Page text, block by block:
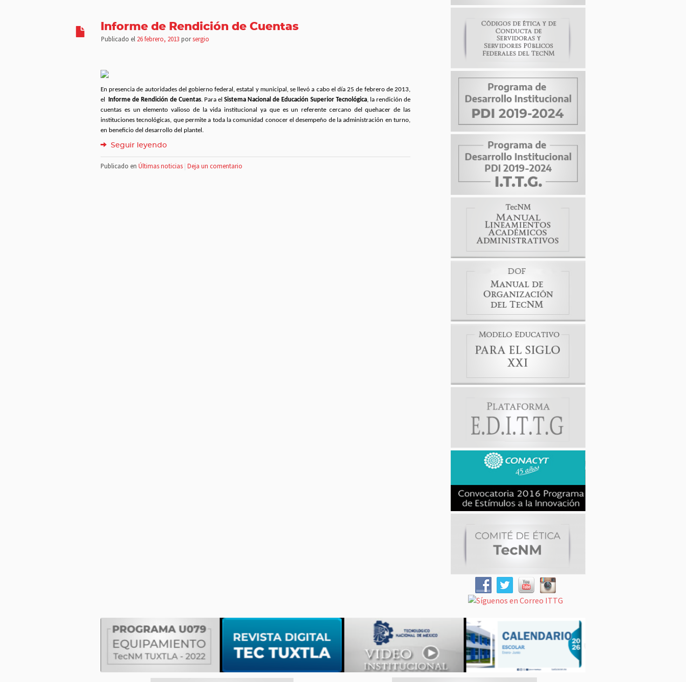
Informe de Rendición de Cuentas
Publicado el 26 febrero, 2013 porsergio
En presencia de autoridades del gobierno federal, estatal y municipal, se llevó a cabo el día 25 de febrero de 2013,
el
Informe de Rendición de Cuentas. Para elSistema Nacional de Educación Superior Tecnológica, la rendición de
cuentas es un elemento valioso de la vida institucional ya que es un referente cercano del quehacer de las
instituciones tecnológicas, que permite a toda la comunidad conocer el desempeño de la administración en turno,
en beneficio del desarrollo del plantel.
Seguir leyendo
Publicado en Últimas noticias | Deja un comentario